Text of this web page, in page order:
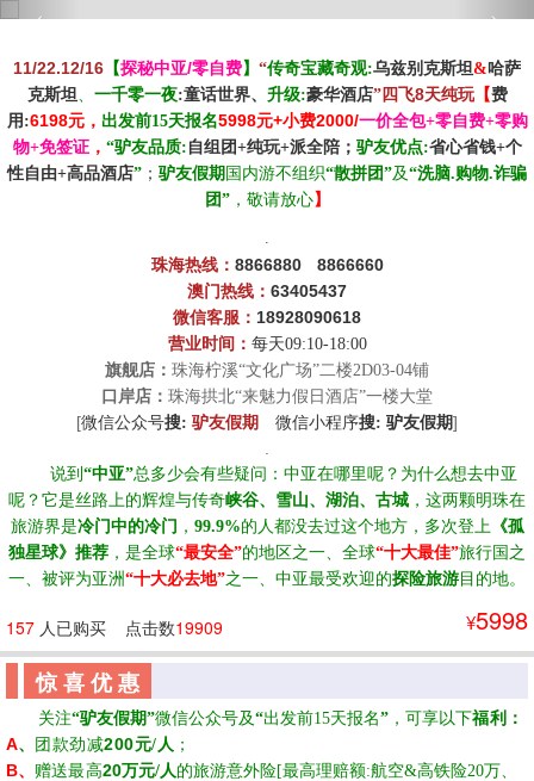
‹ ›
11/22.12/16 【探秘中亚/零自费】 “传奇宝藏奇观:乌兹别克斯坦&哈萨
克斯坦、 一千零一夜:童话世界、 升级:豪华酒店”四飞8天纯玩【费
用 :6198元， 出发前15天报名5998元+小费2000/一价全包+零自费+零购
物+免签证， “驴友品质: 自组团+纯玩+派全陪； 驴友优点:省心省钱+个
性自由+高品酒店” ； 驴友假期 国内游不组织“散拼团”及“洗脑.购物.诈骗
团”，敬请放心】
.
珠海热线： 8866880☆ 8866660
澳门热线： 63405437
微信客服： 18928090618
营业时间： 每天09:10-18:00
旗舰店： 珠海柠溪“文化广场”二楼2D03-04铺
口岸店： 珠海拱北“来魅力假日酒店”一楼大堂
[微信公众号搜: 驴友假期 微信小程序搜: 驴友假期]
说到 “中亚”总多少会有些疑问：中亚在哪里呢？为什么想去中亚
呢？ 它是丝路上的辉煌与传奇峡谷、雪山、湖泊、古城 ， 这两颗明珠在
旅游界是冷门中的冷门 ， 99.9%的人都没去过这个地方， 多次登上《孤
独星球》推荐 ， 是全球“最安全”的地区之一、 全球“十大最佳”旅行国之
一、 被评为亚洲“十大必去地”之一、 中亚最受欢迎的探险旅游 目的地。
157 人已购买 点击数19909 ¥5998
惊 喜 优 惠
关注“驴友假期”微信公众号及“出发前15天报名” ，可享以下福利 ：
A、 团款劲减200元/人 ；
B、 赠送最高20万元/人的旅游意外险[最高理赔额:航空&高铁险20万、